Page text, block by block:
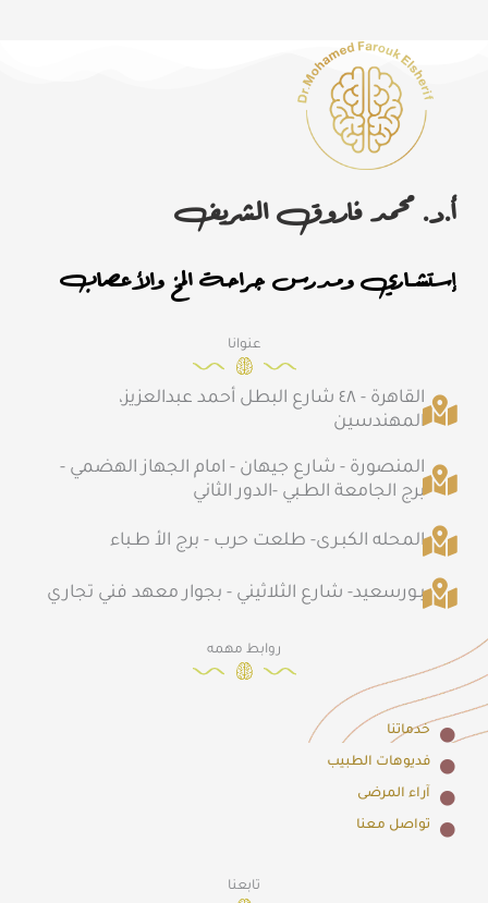
تابعنا
روابط مهمه
خدماتنا
فديوهات الطبيب
آراء المرضى
تواصل معنا
عنوانا
القاهرة - ٤٨ شارع البطل أحمد عبدالعزيز،
المهندسين
المنصورة - شارع جيهان - امام الجهاز الهضمي -
برج الجامعة الطـبي -الدور الثاني
المحله الكبـرى- طلعت حرب - برج الأ طـباء
بـورسعيد- شارع الثلاثيني - بجوار معهد فني تجاري
أ.د. محمد فاروق الشريف
إستشـاري ومدرس جراحة المخ والأعصاب